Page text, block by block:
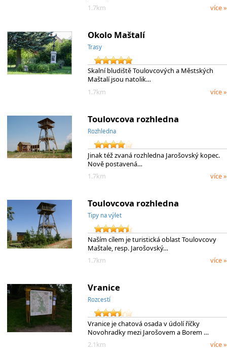
1.7km
více »
Okolo Maštalí
Trasy
Skalní bludiště Toulovcových a Městských
Maštalí jsou natolik…
1.7km
více »
Toulovcova rozhledna
Rozhledna
Jinak též zvaná rozhledna Jarošovský kopec.
Nově postavená…
1.7km
více »
Toulovcova rozhledna
Tipy na výlet
Naším cílem je turistická oblast Toulovcovy
Maštale, resp. Jarošovský…
1.7km
více »
Vranice
Rozcestí
Vranice je chatová osada v údolí říčky
Novohradky mezi Jarošovem a Borem …
2.1km
více »